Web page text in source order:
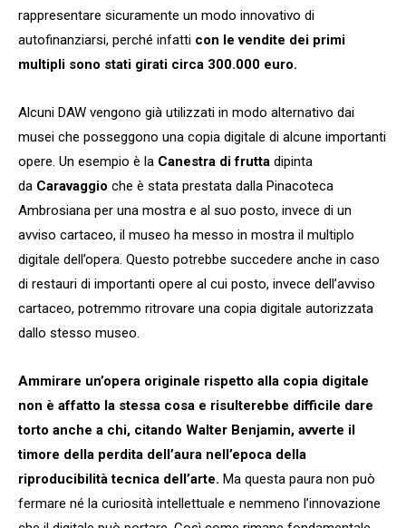
rappresentare sicuramente un modo innovativo di
autofinanziarsi, perché infatti con le vendite dei primi
multipli sono stati girati circa 300.000 euro.
Alcuni DAW vengono già utilizzati in modo alternativo dai
musei che posseggono una copia digitale di alcune importanti
opere. Un esempio è la Canestra di frutta dipinta
da Caravaggio che è stata prestata dalla Pinacoteca
Ambrosiana per una mostra e al suo posto, invece di un
avviso cartaceo, il museo ha messo in mostra il multiplo
digitale dell’opera. Questo potrebbe succedere anche in caso
di restauri di importanti opere al cui posto, invece dell’avviso
cartaceo, potremmo ritrovare una copia digitale autorizzata
dallo stesso museo.
Ammirare un’opera originale rispetto alla copia digitale
non è affatto la stessa cosa e risulterebbe difficile dare
torto anche a chi, citando Walter Benjamin, avverte il
timore della perdita dell’aura nell’epoca della
riproducibilità tecnica dell’arte. Ma questa paura non può
fermare né la curiosità intellettuale e nemmeno l’innovazione